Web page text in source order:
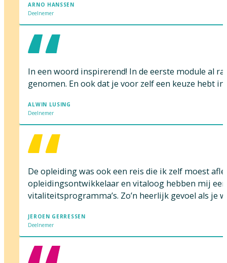
ARNO HANSSEN
Deelnemer
In een woord inspirerend! In de eerste module al
genomen. En ook dat je voor zelf een keuze hebt
ALWIN LUSING
Deelnemer
De opleiding was ook een reis die ik zelf moest
opleidingsontwikkelaar en vitaloog hebben mij
vitaliteitsprogramma’s. Zo’n heerlijk gevoel als je
JEROEN GERRESSEN
Deelnemer